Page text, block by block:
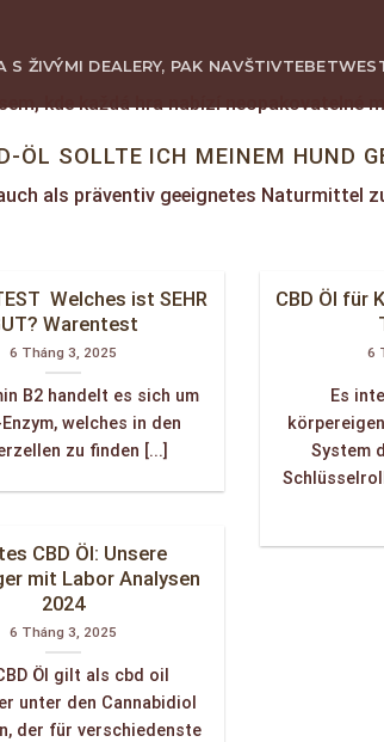
ŽIVÝMI DEALERY, PAK NAVŠTIVTE
kde každá hra nabízí neopakovatelné
ÖL SOLLTE ICH MEINEM HUND
als präventiv geeignetes Naturmittel
Welches ist SEHR
Warentest
6 Tháng 3, 2025
B2 handelt es sich um
welches in den
zu finden [...]
CBD Öl für
6
Es
System
CBD Öl: Unsere
mit Labor Analysen
2024
6 Tháng 3, 2025
Öl gilt als cbd oil
unter den Cannabidiol
der für verschiedenste